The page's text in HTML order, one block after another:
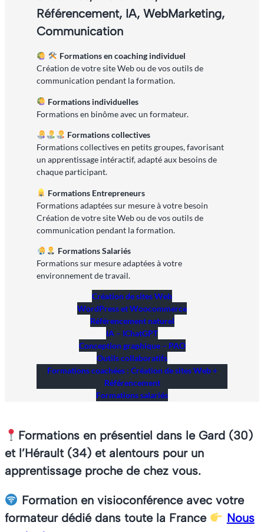
Référencement, IA, WebMarketing,
Communication
Formations en coaching individuel
Création de votre site Web ou de vos outils de
communication pendant la formation.
Formations individuelles
Formations en binôme avec un formateur.
Formations collectives
Formations collectives en petits groupes, favorisant
un apprentissage intéractif, adapté aux besoins de
chaque participant.
Formations Entrepreneurs
Formations adaptées sur mesure à votre besoin
Création de votre site Web ou de vos outils de
communication pendant la formation.
Formations Salariés
Formations sur mesure adaptées à votre
environnement de travail.
Création de sites Web
WordPress et Woocommerce
Référencement naturel
IA – IChatGPT
Conception graphique – PAO
Outils collaboratifs
Formations coachées : Création de sites Web +
Référencement
Formations salariés
Formations en présentiel dans le Gard (30)
et l’Hérault (34) et alentours pour un
apprentissage proche de chez vous.
Formation en visioconférence avec votre
formateur dédié dans toute la France
Nous